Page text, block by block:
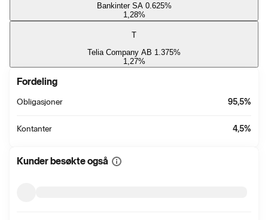
Bankinter SA 0.625%
1,28%
T
Telia Company AB 1.375%
1,27%
Fordeling
Obligasjoner 95,5%
Kontanter 4,5%
Kunder besøkte også Vis